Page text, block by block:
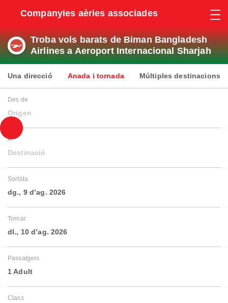
Companyies aèries associades
Troba vols barats de Biman Bangladesh
Airlines a Aeroport Internacional Sharjah
Una direcció Anada i tornada Múltiples destinacions
Des de
Origen
A
Destinació
Sortida
dg., 9 d’ag. 2026
Tornar
dl., 10 d’ag. 2026
Passatgers
1 Adult
Class